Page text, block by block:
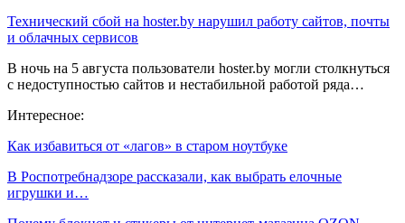
Технический сбой на hoster.by нарушил работу сайтов, почты
и облачных сервисов
В ночь на 5 августа пользователи hoster.by могли столкнуться
с недоступностью сайтов и нестабильной работой ряда…
Интересное:
Как избавиться от «лагов» в старом ноутбуке
В Роспотребнадзоре рассказали, как выбрать елочные
игрушки и…